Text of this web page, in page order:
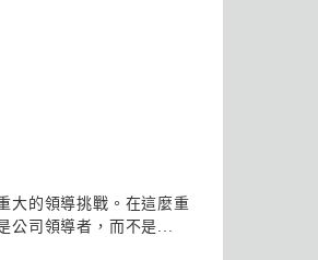
大的領導挑戰。在這麼重
公司領導者，而不是...